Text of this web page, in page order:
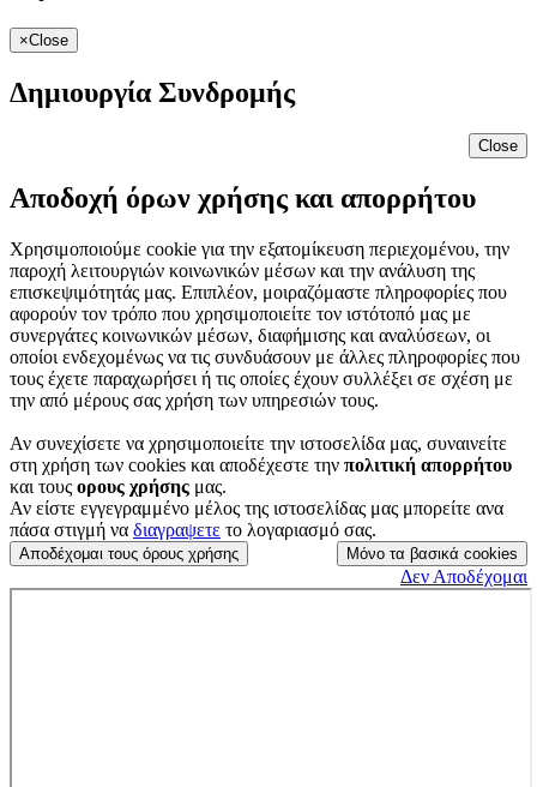
×Close
Δημιουργία Συνδρομής
Close
Αποδοχή όρων χρήσης και απορρήτου
Χρησιμοποιούμε cookie για την εξατομίκευση περιεχομένου, την
παροχή λειτουργιών κοινωνικών μέσων και την ανάλυση της
επισκεψιμότητάς μας. Επιπλέον, μοιραζόμαστε πληροφορίες που
αφορούν τον τρόπο που χρησιμοποιείτε τον ιστότοπό μας με
συνεργάτες κοινωνικών μέσων, διαφήμισης και αναλύσεων, οι
οποίοι ενδεχομένως να τις συνδυάσουν με άλλες πληροφορίες που
τους έχετε παραχωρήσει ή τις οποίες έχουν συλλέξει σε σχέση με
την από μέρους σας χρήση των υπηρεσιών τους.
Αν συνεχίσετε να χρησιμοποιείτε την ιστοσελίδα μας, συναινείτε
στη χρήση των cookies και αποδέχεστε την πολιτική απορρήτου
και τους ορους χρήσης μας.
Αν είστε εγγεγραμμένο μέλος της ιστοσελίδας μας μπορείτε ανα
πάσα στιγμή να διαγραψετε το λογαριασμό σας.
Αποδέχομαι τους όρους χρήσης Μόνο τα βασικά cookies
Δεν Αποδέχομαι